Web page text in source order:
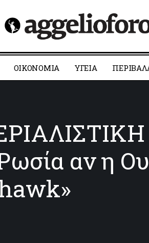
ΟΙΚΟΝΟΜΙΑ YΓΕΙΑ
αν η